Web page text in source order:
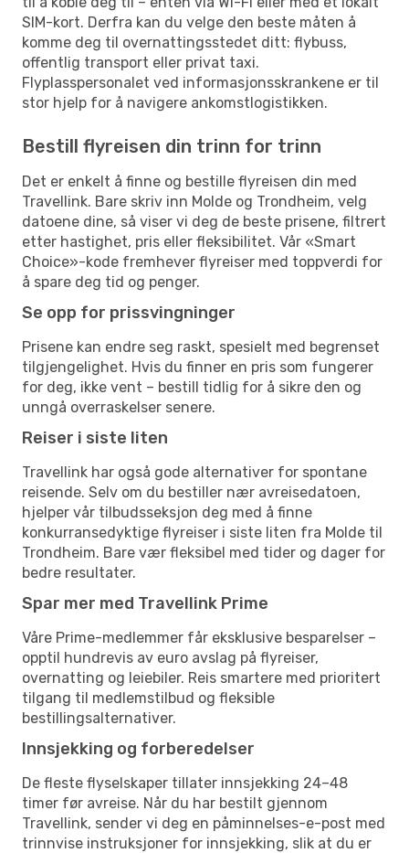
SIM-kort. Derfra kan du velge den beste måten å
komme deg til overnattingsstedet ditt: flybuss,
offentlig transport eller privat taxi.
Flyplasspersonalet ved informasjonsskrankene er til
stor hjelp for å navigere ankomstlogistikken.
Bestill flyreisen din trinn for trinn
Det er enkelt å finne og bestille flyreisen din med
Travellink. Bare skriv inn Molde og Trondheim, velg
datoene dine, så viser vi deg de beste prisene, filtrert
etter hastighet, pris eller fleksibilitet. Vår «Smart
Choice»-kode fremhever flyreiser med toppverdi for
å spare deg tid og penger.
Se opp for prissvingninger
Prisene kan endre seg raskt, spesielt med begrenset
tilgjengelighet. Hvis du finner en pris som fungerer
for deg, ikke vent – bestill tidlig for å sikre den og
unngå overraskelser senere.
Reiser i siste liten
Travellink har også gode alternativer for spontane
reisende. Selv om du bestiller nær avreisedatoen,
hjelper vår tilbudsseksjon deg med å finne
konkurransedyktige flyreiser i siste liten fra Molde til
Trondheim. Bare vær fleksibel med tider og dager for
bedre resultater.
Spar mer med Travellink Prime
Våre Prime-medlemmer får eksklusive besparelser –
opptil hundrevis av euro avslag på flyreiser,
overnatting og leiebiler. Reis smartere med prioritert
tilgang til medlemstilbud og fleksible
bestillingsalternativer.
Innsjekking og forberedelser
De fleste flyselskaper tillater innsjekking 24–48
timer før avreise. Når du har bestilt gjennom
Travellink, sender vi deg en påminnelses-e-post med
trinnvise instruksjoner for innsjekking, slik at du er